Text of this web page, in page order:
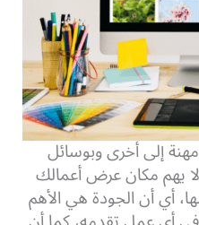
إلى أخرى وبوسائل
يهم مكان عرض أعمالك
أي أن الجودة هي الأهم